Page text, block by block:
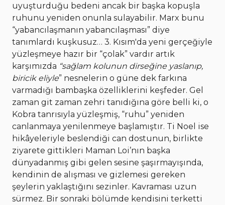
uyuşturduğu bedeni ancak bir başka kopuşla
ruhunu yeniden onunla sulayabilir. Marx bunu
“yabancılaşmanın yabancılaşması” diye
tanımlardı kuşkusuz… 3. Kısım'da yeni gerçeğiyle
yüzleşmeye hazır bir “çolak” vardır artık
karşımızda “sağlam kolunun dirseğine yaslanıp,
biricik eliyle” nesnelerin o güne dek farkına
varmadığı bambaşka özelliklerini keşfeder. Gel
zaman git zaman zehri tanıdığına göre belli ki, o
Kobra tanrısıyla yüzleşmiş, “ruhu” yeniden
canlanmaya yenilenmeye başlamıştır. Ti Noel ise
hikâyeleriyle beslendiği can dostunun, birlikte
ziyarete gittikleri Maman Loi’nın başka
dünyadanmış gibi gelen sesine şaşırmayışında,
kendinin de alışması ve gizlemesi gereken
şeylerin yaklaştığını sezinler. Kavraması uzun
sürmez. Bir sonraki bölümde kendisini terketti